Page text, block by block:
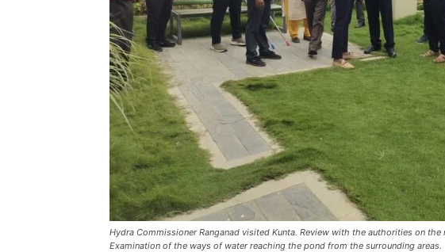
Hydra Commissioner Ranganad visited Kunta. Review with the authorities on
Examination of the ways of water reaching the pond from the surrounding areas.